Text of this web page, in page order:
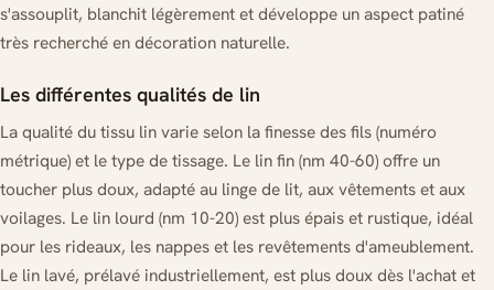
s'assouplit, blanchit légèrement et développe un aspect patiné
très recherché en décoration naturelle.
Les différentes qualités de lin
La qualité du tissu lin varie selon la finesse des fils (numéro
métrique) et le type de tissage. Le lin fin (nm 40-60) offre un
toucher plus doux, adapté au linge de lit, aux vêtements et aux
voilages. Le lin lourd (nm 10-20) est plus épais et rustique, idéal
pour les rideaux, les nappes et les revêtements d'ameublement.
Le lin lavé, prélavé industriellement, est plus doux dès l'achat et